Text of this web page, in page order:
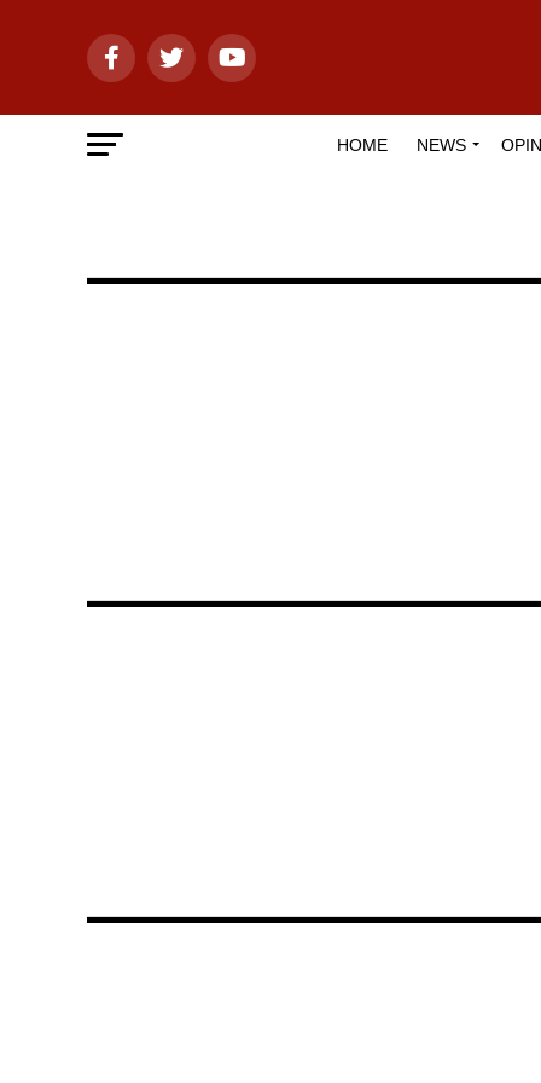
HOME NEWS